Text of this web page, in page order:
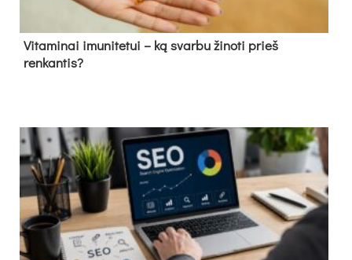
Vitaminai imunitetui – ką svarbu žinoti prieš
renkantis?